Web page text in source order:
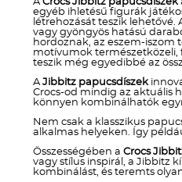
egyéb ihletésű figurák
létrehozását teszik
vagy gyöngyös hatású
hordoznak, az eszem-iszom
motívumok természetközeli,
teszik még egyedibbé az
AJibbitz papucsdíszek
Crocs-od mindig az aktuális
könnyen kombinálhatók
Nem csak a klasszikus
alkalmas helyeken. Így
Összességében a Crocs
vagy stílus inspirál, a Jibbitz
kombinálást, és teremts